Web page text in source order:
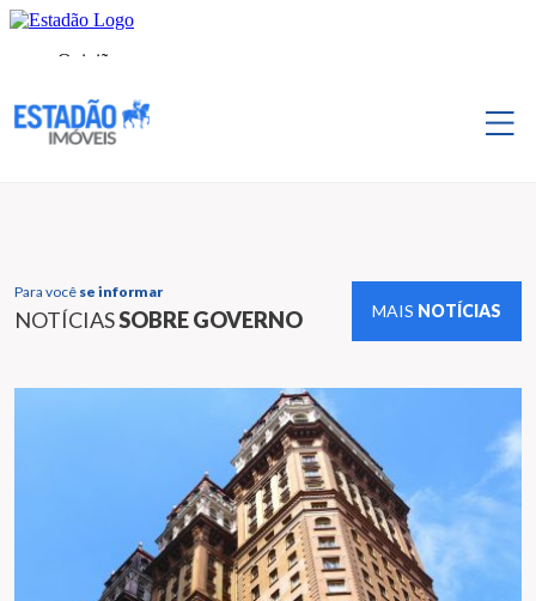
Para você se informar
NOTÍCIASSOBRE GOVERNO MAIS NOTÍCIAS